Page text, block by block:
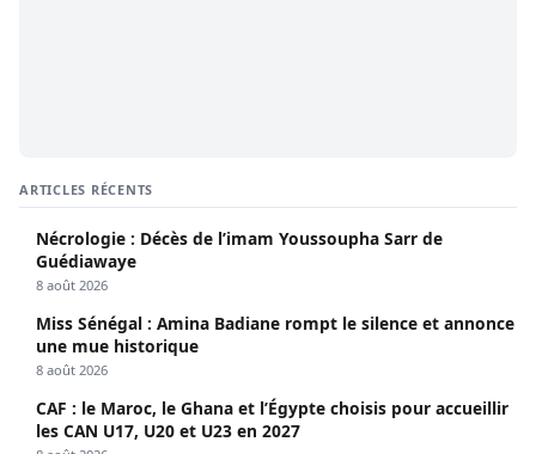
ARTICLES RÉCENTS
Nécrologie : Décès de l’imam Youssoupha Sarr de
Guédiawaye
8 août 2026
Miss Sénégal : Amina Badiane rompt le silence et annonce
une mue historique
8 août 2026
CAF : le Maroc, le Ghana et l’Égypte choisis pour accueillir
les CAN U17, U20 et U23 en 2027